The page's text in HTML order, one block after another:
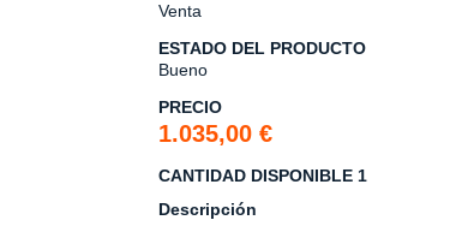
Venta
ESTADO DEL PRODUCTO
Bueno
PRECIO
1.035,00 €
CANTIDAD DISPONIBLE 1
Descripción